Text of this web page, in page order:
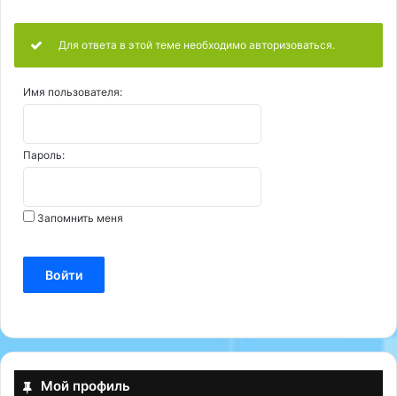
Для ответа в этой теме необходимо авторизоваться.
Имя пользователя:
Пароль:
Запомнить меня
Войти
Мой профиль